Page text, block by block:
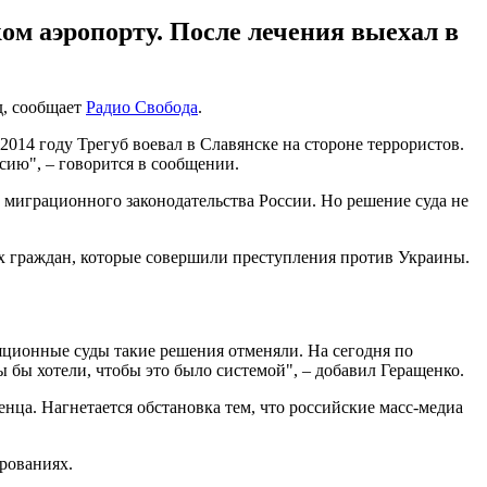
аэропорту. После лечения выехал в
сообщает Радио Свобода.
году Трегуб воевал в Славянске на стороне террористов.
– говорится в сообщении.
законодательства России. Но решение суда не
которые совершили преступления против Украины.
суды такие решения отменяли. На сегодня по
хотели, чтобы это было системой", – добавил Геращенко.
Нагнетается обстановка тем, что российские масс-медиа